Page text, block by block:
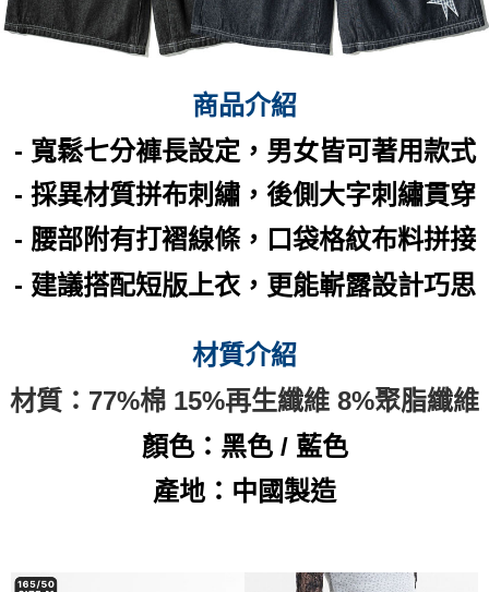
每筆NT$150，滿NT$6,000(含以上)免運費
商品介紹
- 寬鬆七分褲長設定，男女皆可著用款式
- 採異材質拼布刺繡， 後側大字刺繡貫穿
- 腰部附有打褶線條，口袋格紋布料拼接
- 建議搭配短版上衣，更能嶄露設計巧思
材質介紹
材質：77%棉 15%再生纖維 8%聚脂纖維
顏色：黑色 / 藍色
產地：中國製造